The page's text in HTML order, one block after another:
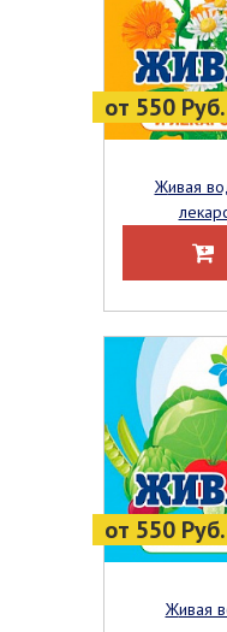
от 550 Руб.
Живая вода для травянистых и
от 550 Руб.
Живая вода. Универсальное